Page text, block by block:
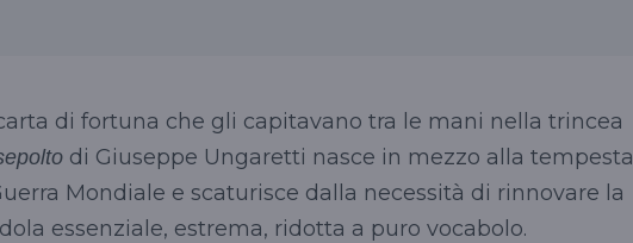
di fortuna che gli capitavano tra le mani nella trincea
di Giuseppe Ungaretti nasce in mezzo alla tempesta
Mondiale e scaturisce dalla necessità di rinnovare la
essenziale, estrema, ridotta a puro vocabolo.